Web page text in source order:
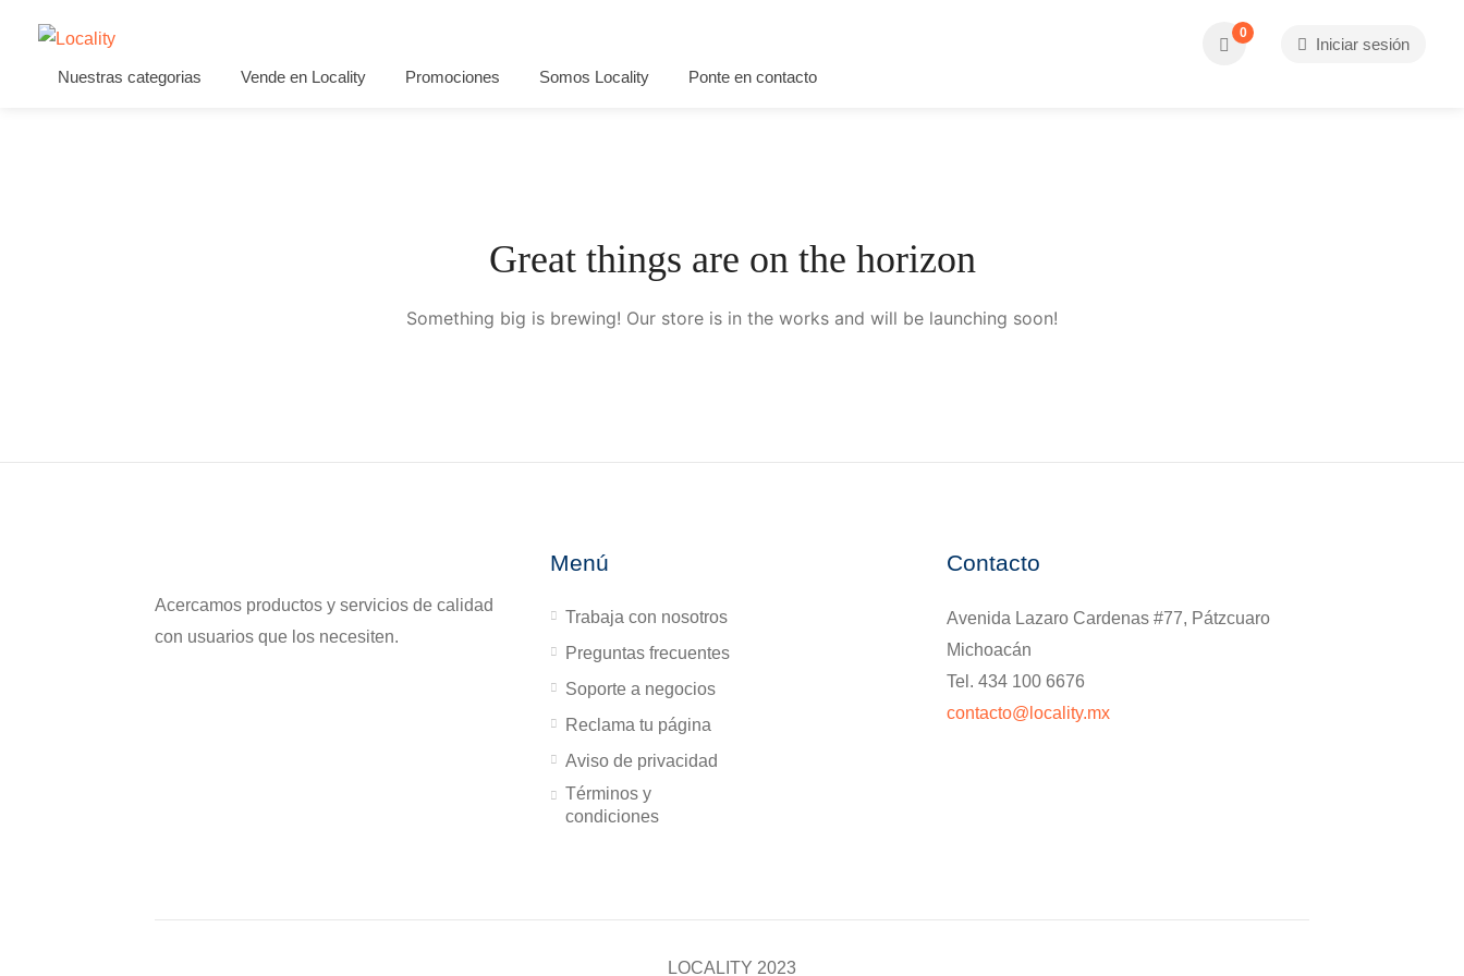
Nuestras categorias Vende en Locality Promociones Somos Locality Ponte en contacto
0
Iniciar sesión
Great things are on the horizon
Something big is brewing! Our store is in the works and will be launching soon!
Acercamos productos y servicios de calidad
con usuarios que los necesiten.
Menú
Trabaja con nosotros
Preguntas frecuentes
Soporte a negocios
Reclama tu página
Aviso de privacidad
Términos y
condiciones
Contacto
Avenida Lazaro Cardenas #77, Pátzcuaro
Michoacán
Tel. 434 100 6676
contacto@locality.mx
LOCALITY 2023